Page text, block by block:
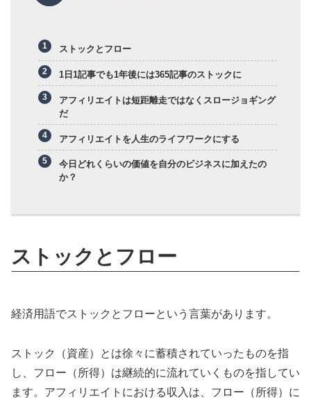
ストックとフロー
1日1記事でも1年後には365記事のストックに
アフィリエイトは短距離走ではなくスロージョギング
だ
アフィリエイトを人生のライフワークにする
今日どれくらいの価値を自分のビジネスに加えたの
か？
ストックとフロー
経済用語でストックとフローという言葉があります。
ストック（資産）とは徐々に蓄積されていったものを指
し、フロー（所得）は継続的に流れていくものを指してい
ます。アフィリエイトにおける収入は、フロー（所得）に